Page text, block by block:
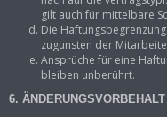
gilt auch für mittelbare
Die
zugunsten der
Ansprüche für eine
bleiben unberührt.
6. ÄNDERUNGSVORBEHALT